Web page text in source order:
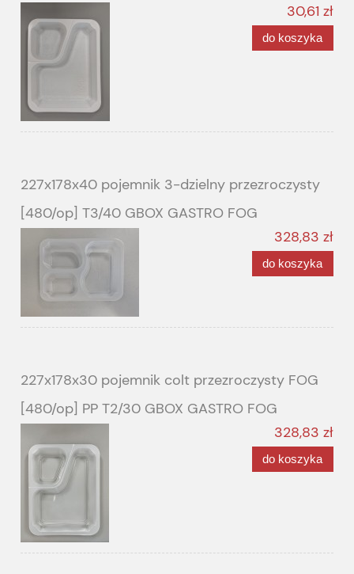
30,61 zł
do koszyka
227x178x40 pojemnik 3-dzielny przezroczysty
[480/op] T3/40 GBOX GASTRO FOG
328,83 zł
do koszyka
227x178x30 pojemnik colt przezroczysty FOG
[480/op] PP T2/30 GBOX GASTRO FOG
328,83 zł
do koszyka